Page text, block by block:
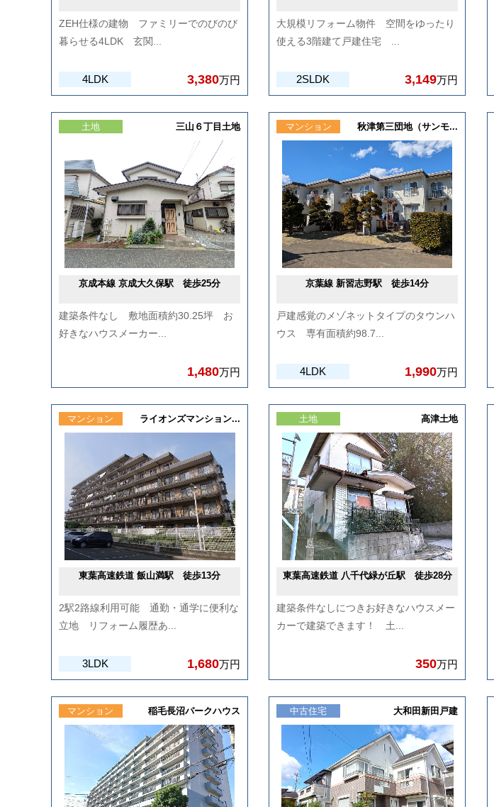
ZEH仕様の建物 ファミリーでのびのび
暮らせる4LDK 玄関...
4LDK 3,380万円
大規模リフォーム物件 空間をゆったり
使える3階建て戸建住宅 ...
2SLDK 3,149万円
土地 三山６丁目土地
京成本線 京成大久保駅 徒歩25分
建築条件なし 敷地面積約30.25坪 お
好きなハウスメーカー...
1,480万円
マンション 秋津第三団地（サンモ...
京葉線 新習志野駅 徒歩14分
戸建感覚のメゾネットタイプのタウンハ
ウス 専有面積約98.7...
4LDK 1,990万円
マンション ライオンズマンション...
東葉高速鉄道 飯山満駅 徒歩13分
2駅2路線利用可能 通勤・通学に便利な
立地 リフォーム履歴あ...
3LDK 1,680万円
土地 高津土地
東葉高速鉄道 八千代緑が丘駅 徒歩28分
建築条件なしにつきお好きなハウスメー
カーで建築できます！ 土...
350万円
マンション 稲毛長沼パークハウス 中古住宅 大和田新田戸建